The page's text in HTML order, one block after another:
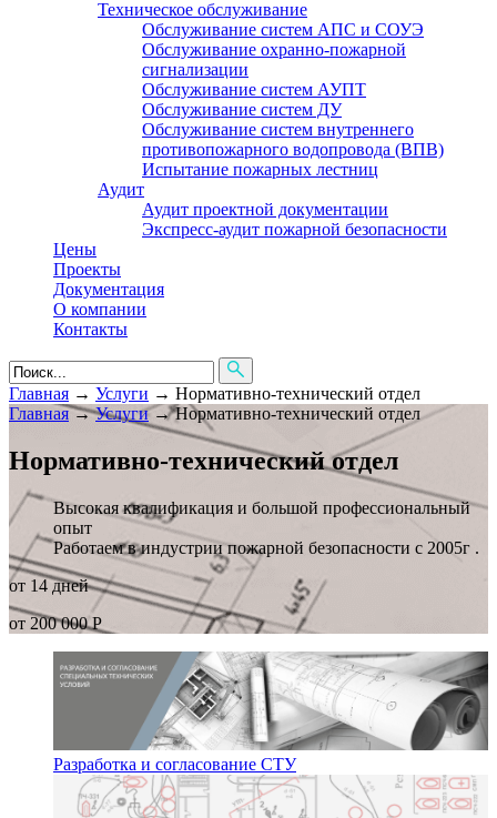
Техническое обслуживание
Обслуживание систем АПС и СОУЭ
Обслуживание охранно-пожарной
сигнализации
Обслуживание систем АУПТ
Обслуживание систем ДУ
Обслуживание систем внутреннего
противопожарного водопровода (ВПВ)
Испытание пожарных лестниц
Аудит
Аудит проектной документации
Экспресс-аудит пожарной безопасности
Цены
Проекты
Документация
О компании
Контакты
Главная → Услуги → Нормативно-технический отдел
Главная→Услуги→Нормативно-технический отдел
Нормативно-технический отдел
Высокая квалификация и большой профессиональный
опыт
Работаем в индустрии пожарной безопасности с 2005г .
от 14 дней
от 200 000 Р
Разработка и согласование СТУ